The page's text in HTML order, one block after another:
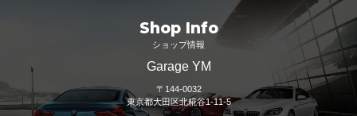
Shop Info
ショップ情報
Garage YM
〒144-0032
東京都大田区北糀谷1-11-5